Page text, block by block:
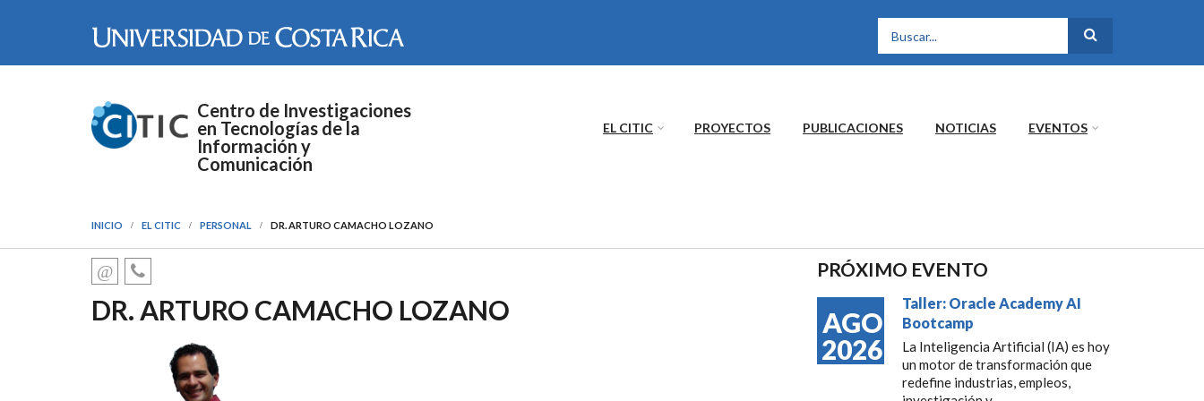
FORMULARIO DE
Centro de Investigaciones
en Tecnologías de la
Información y
Comunicación
EL CITIC PROYECTOS PUBLICACIONES NOTICIAS EVENTOS
INICIO EL CITIC PERSONAL DR. ARTURO CAMACHO LOZANO
DR. ARTURO CAMACHO LOZANO
PRÓXIMO EVENTO
AGO
2026
Taller: Oracle Academy AI
Bootcamp
La Inteligencia Artificial (IA) es hoy
un motor de transformación que
redefine industrias, empleos,